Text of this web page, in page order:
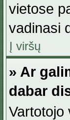
vietose
vadinasi
Į viršų
» Ar
dabar
Vartotojo